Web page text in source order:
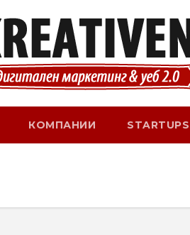
КОМПАНИИ STARTUPS